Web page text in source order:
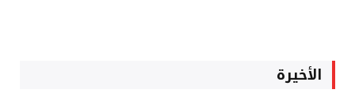
الأخيرة